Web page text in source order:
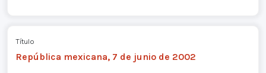
Título
República mexicana, 7 de junio de 2002